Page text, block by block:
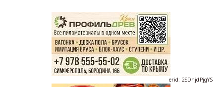
erid: 2SDnjdPjgYS